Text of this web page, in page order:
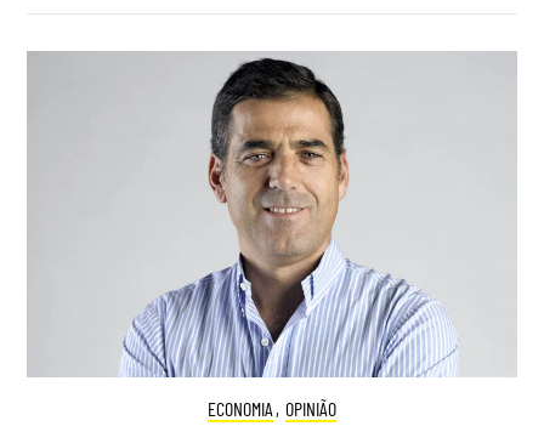
ECONOMIA , OPINIÃO